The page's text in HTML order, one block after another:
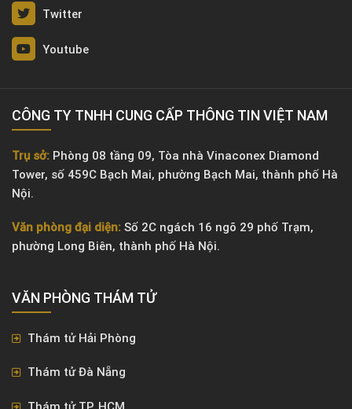
Twitter
Youtube
CÔNG TY TNHH CUNG CẤP THÔNG TIN VIỆT NAM
Trụ sở: Phòng 08 tầng 09, Tòa nhà Vinaconex Diamond
Tower, số 459C Bạch Mai, phường Bạch Mai, thành phố Hà
Nội.
Văn phòng đại diện: Số 2C ngách 16 ngõ 29 phố Trạm,
phường Long Biên, thành phố Hà Nội.
VĂN PHÒNG ​THÁM TỬ
Thám tử Hải Phòng
Thám tử Đà Nẵng